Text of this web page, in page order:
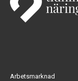
Arbetsmarknad